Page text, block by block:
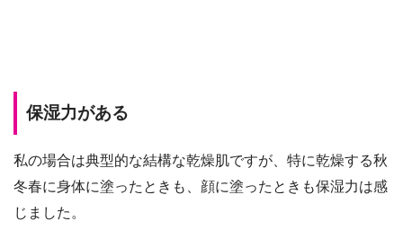
保湿力がある
私の場合は典型的な結構な乾燥肌ですが、特に乾燥する秋
冬春に身体に塗ったときも、顔に塗ったときも保湿力は感
じました。